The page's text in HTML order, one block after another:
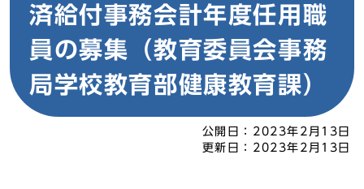
済給付事務会計年度任用職
員の募集（教育委員会事務
局学校教育部健康教育課）
公開日： 2023年2月13日
更新日： 2023年2月13日